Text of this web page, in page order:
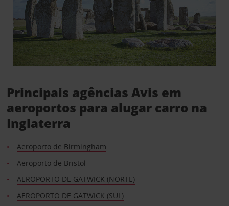
Principais agências Avis em
aeroportos para alugar carro na
Inglaterra
Aeroporto de Birmingham
Aeroporto de Bristol
AEROPORTO DE GATWICK (NORTE)
AEROPORTO DE GATWICK (SUL)